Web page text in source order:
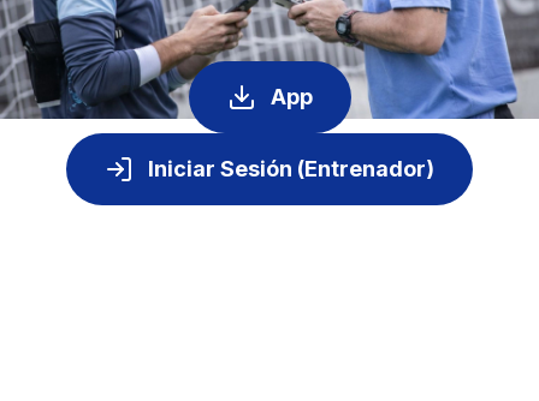
App
Iniciar Sesión (Entrenador)